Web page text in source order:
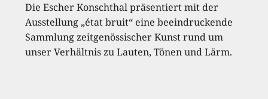
Die Escher Konschthal präsentiert mit der
Ausstellung „état bruit“ eine beeindruckende
Sammlung zeitgenössischer Kunst rund um
unser Verhältnis zu Lauten, Tönen und Lärm.